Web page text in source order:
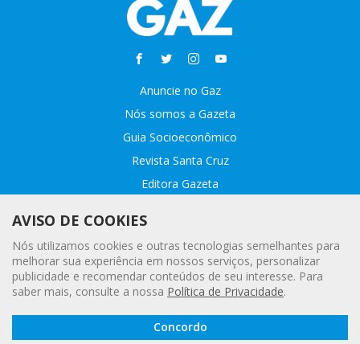
Leia a
Digital
Anuncie no Gaz
Nós somos a Gazeta
Guia Socioeconômico
Revista Santa Cruz
Editora Gazeta
Fale conosco
Webmail
Assinatura Premiada
Política Geral de Privacidade e Proteção
de Dados Pessoais
AVISO DE COOKIES
Nós utilizamos cookies e outras tecnologias semelhantes para
melhorar sua experiência em nossos serviços, personalizar
publicidade e recomendar conteúdos de seu interesse. Para
saber mais, consulte a nossa Política de Privacidade.
Concordo